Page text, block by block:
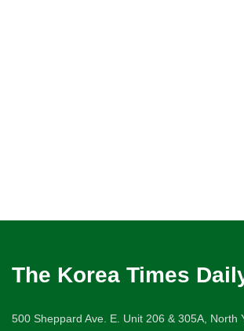
The Korea Times
500 Sheppard Ave. E. Unit 206 & 305A, North